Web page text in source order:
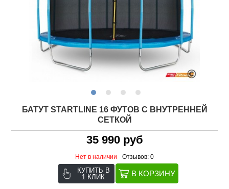
БАТУТ STARTLINE 16 ФУТОВ С ВНУТРЕННЕЙ
СЕТКОЙ
35 990 руб
Нет в наличии Отзывов: 0
КУПИТЬ В
1 КЛИК